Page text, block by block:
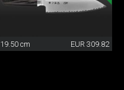
19.50 cm EUR 309.82